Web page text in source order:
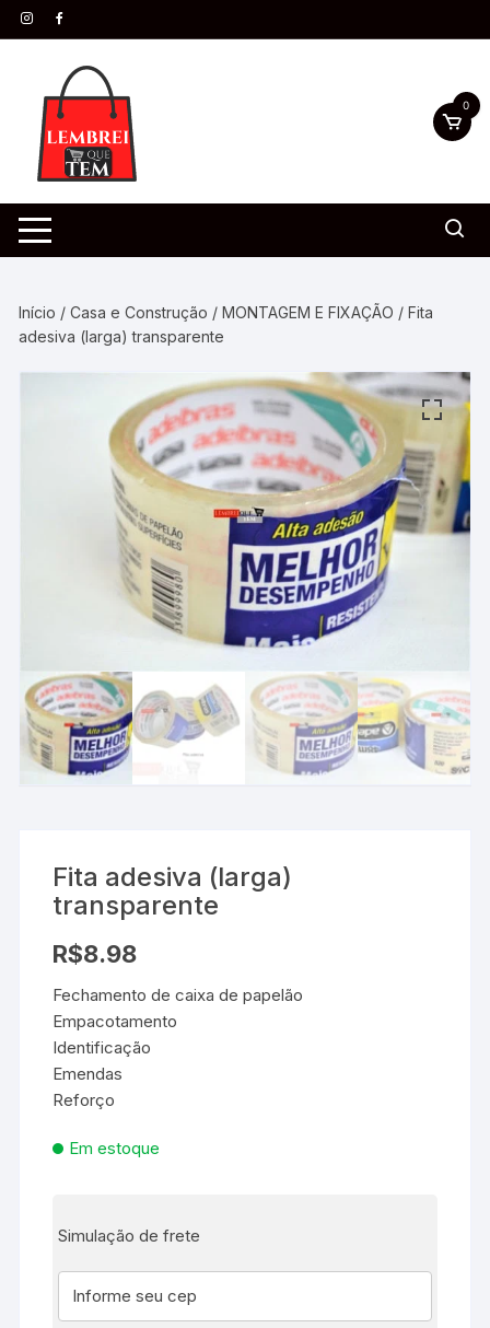
0
Início /Casa e Construção /MONTAGEM E FIXAÇÃO / Fita
adesiva (larga) transparente
Fita adesiva (larga)
transparente
R$8.98
Fechamento de caixa de papelão
Empacotamento
Identificação
Emendas
Reforço
Em estoque
Simulação de frete